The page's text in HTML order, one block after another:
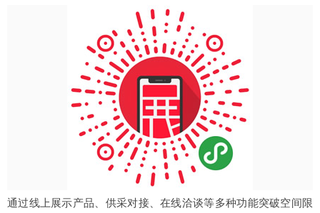
通过线上展示产品、供采对接、在线洽谈等多种功能突破空间限